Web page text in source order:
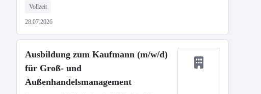
Vollzeit
28.07.2026
Ausbildung zum Kaufmann (m/w/d)
für Groß- und
Außenhandelsmanagement